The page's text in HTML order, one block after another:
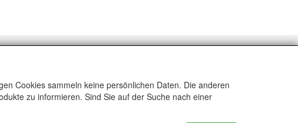
Logistik durch OTOPARTS BV
Cookies sammeln keine persönlichen Daten. Die anderen
zu informieren. Sind Sie auf der Suche nach einer